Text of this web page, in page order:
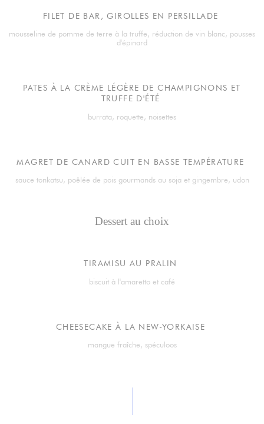
FILET DE BAR, GIROLLES EN PERSILLADE
mousseline de pomme de terre à la truffe, réduction de vin blanc, pousses
d'épinard
PATES À LA CRÈME LÉGÈRE DE CHAMPIGNONS ET
TRUFFE D'ÉTÉ
burrata, roquette, noisettes
MAGRET DE CANARD CUIT EN BASSE TEMPÉRATURE
sauce tonkatsu, poêlée de pois gourmands au soja et gingembre, udon
Dessert au choix
TIRAMISU AU PRALIN
biscuit à l'amaretto et café
CHEESECAKE À LA NEW-YORKAISE
mangue fraîche, spéculoos